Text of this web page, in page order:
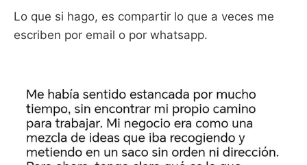
Lo que si hago, es compartir lo que a veces me
escriben por email o por whatsapp.